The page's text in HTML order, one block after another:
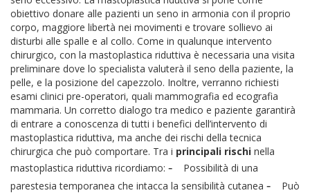
obiettivo donare alle pazienti un seno in armonia con il proprio
corpo, maggiore libertà nei movimenti e trovare sollievo ai
disturbi alle spalle e al collo. Come in qualunque intervento
chirurgico, con la mastoplastica riduttiva è necessaria una visita
preliminare dove lo specialista valuterà il seno della paziente, la
pelle, e la posizione del capezzolo. Inoltre, verranno richiesti
esami clinici pre-operatori, quali mammografia ed ecografia
mammaria. Un corretto dialogo tra medico e paziente garantirà
di entrare a conoscenza di tutti i benefici dell’intervento di
mastoplastica riduttiva, ma anche dei rischi della tecnica
chirurgica che può comportare. Tra i principali rischi nella
mastoplastica riduttiva ricordiamo: -
Possibilità di una
parestesia temporanea che intacca la sensibilità cutanea -
Può